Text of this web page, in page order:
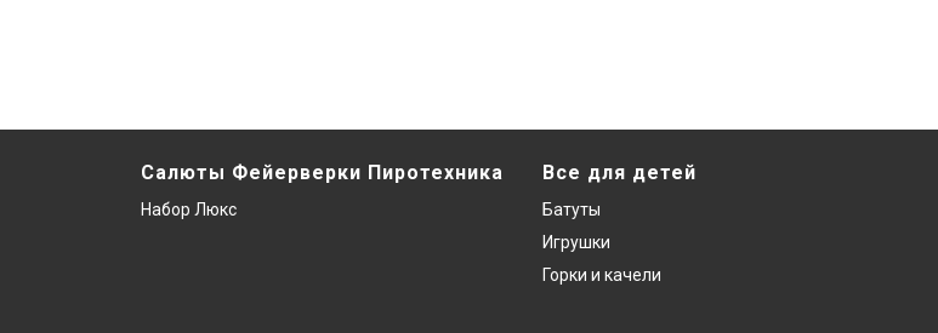
Салюты Фейерверки Пиротехника
Набор Люкс
Все для детей
Батуты
Игрушки
Горки и качели